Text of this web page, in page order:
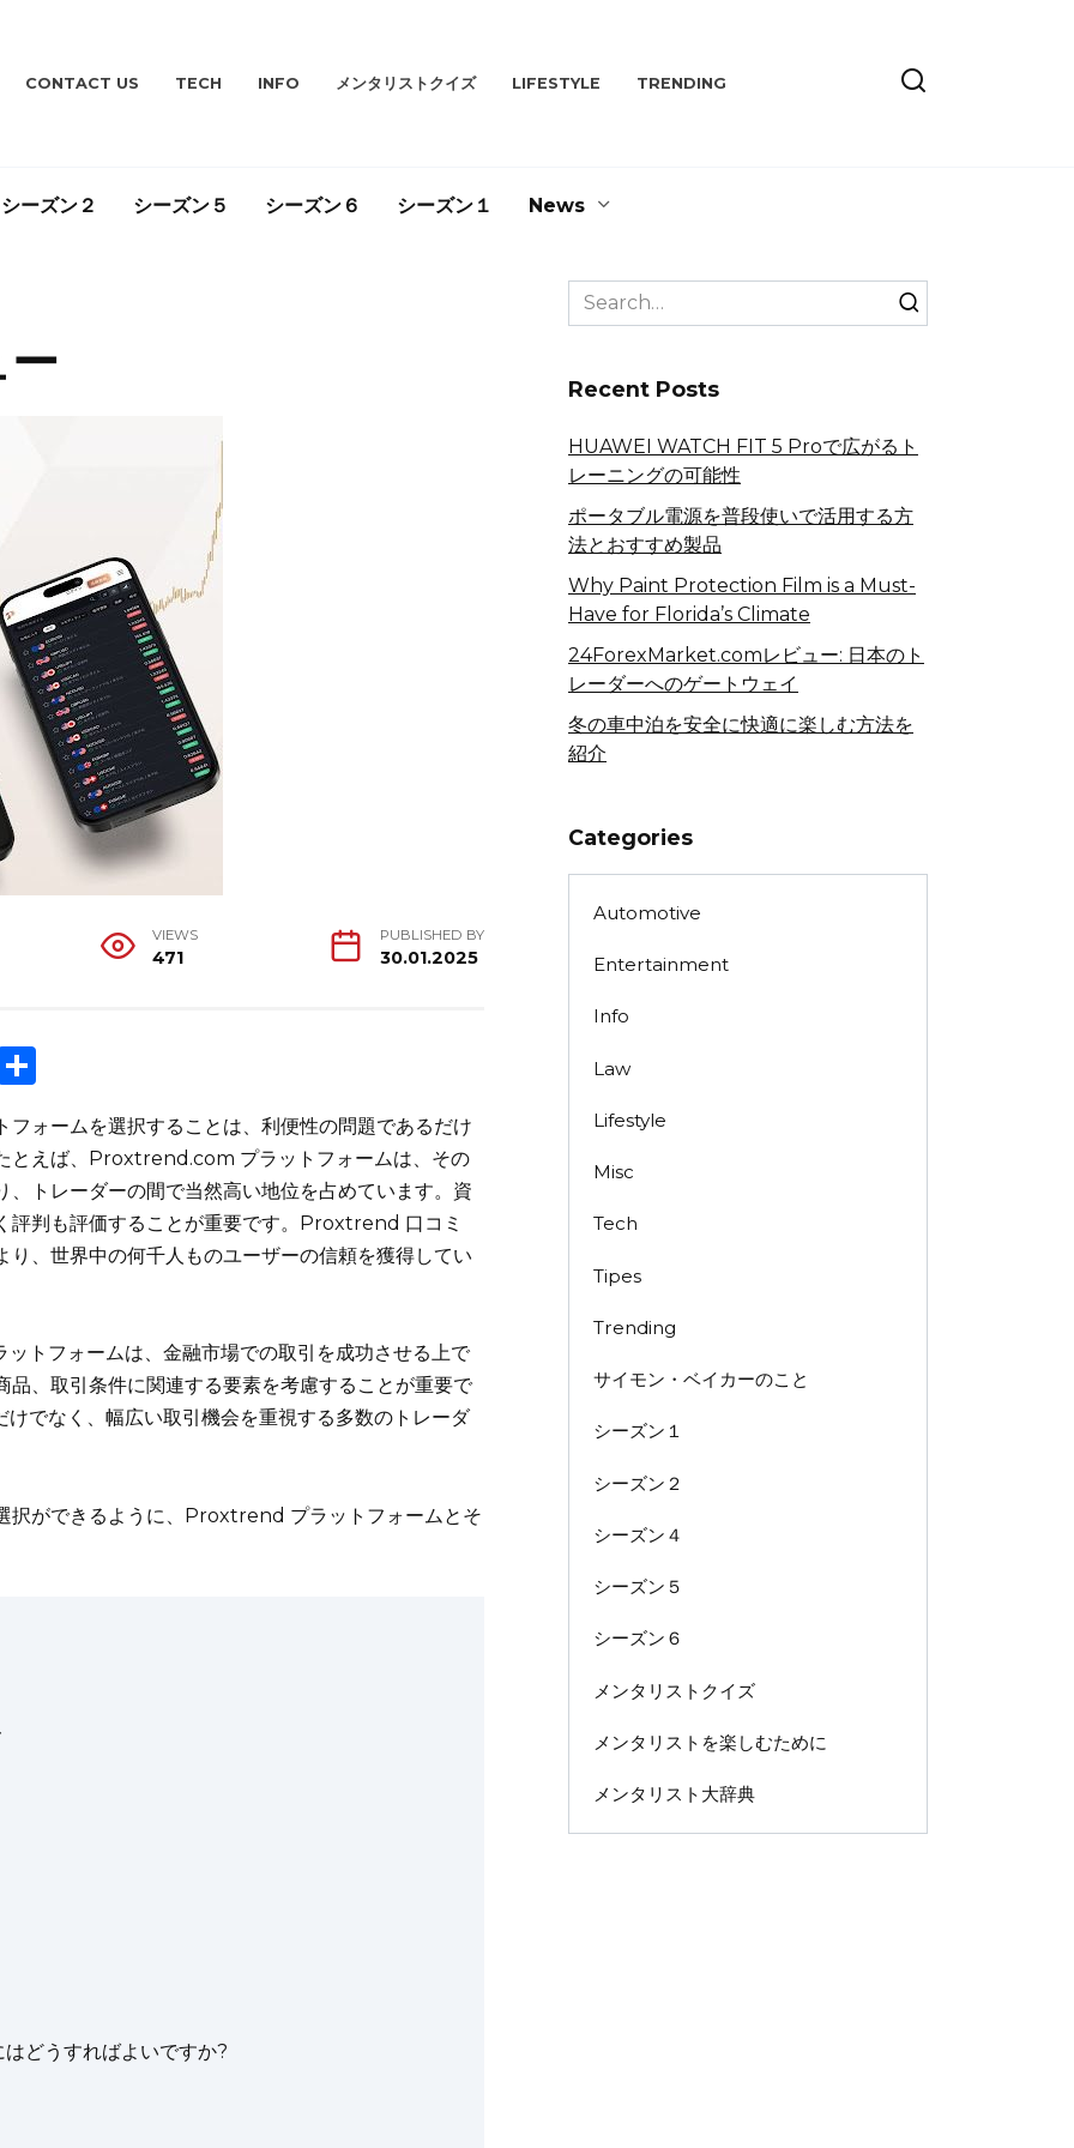
CONTACT US TECH INFO メンタリストクイズ LIFESTYLE TRENDING
シーズン２ シーズン５ シーズン６ シーズン１ News
VIEWS
471
PUBLISHED BY
30.01.2025
ar
e
ォームを選択することは、利便性の問題であるだけ
とえば、Proxtrend.com プラットフォームは、その
トレーダーの間で当然高い地位を占めています。資
評判も評価することが重要です。Proxtrend 口コミ
、世界中の何千人ものユーザーの信頼を獲得してい
トフォームは、金融市場での取引を成功させる上で
、取引条件に関連する要素を考慮することが重要で
でなく、幅広い取引機会を重視する多数のトレーダ
択ができるように、Proxtrend プラットフォームとそ
どうすればよいですか?
Search
for:
Recent Posts
HUAWEI WATCH FIT 5 Proで広がるト
レーニングの可能性
ポータブル電源を普段使いで活用する方
法とおすすめ製品
Why Paint Protection Film is a Must-
Have for Florida’s Climate
24ForexMarket.comレビュー: 日本のト
レーダーへのゲートウェイ
冬の車中泊を安全に快適に楽しむ方法を
紹介
Categories
Automotive
Entertainment
Info
Law
Lifestyle
Misc
Tech
Tipes
Trending
サイモン・ベイカーのこと
シーズン１
シーズン２
シーズン４
シーズン５
シーズン６
メンタリストクイズ
メンタリストを楽しむために
メンタリスト大辞典